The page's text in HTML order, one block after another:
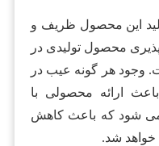
این محصول ظریف و
محصول تولیدی در
وجود هر گونه عیب در
ارائه محصولی با
شود که باعث کاهش
شد.